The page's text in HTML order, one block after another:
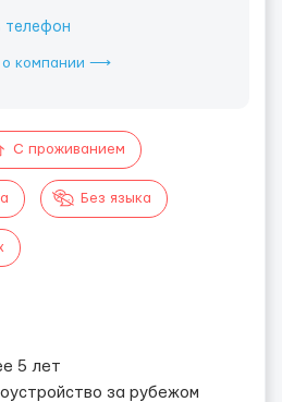
телефон
о компании ⟶
С проживанием
Без языка
5 лет
за рубежом